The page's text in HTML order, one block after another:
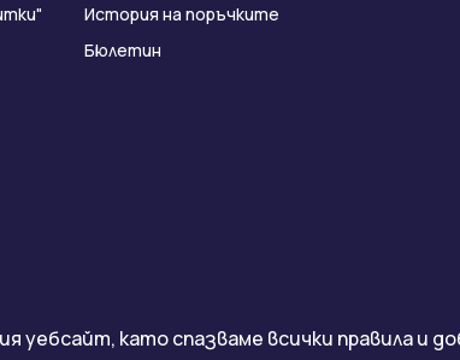
като спазваме всички правила и
История на поръчките
Бюлетин